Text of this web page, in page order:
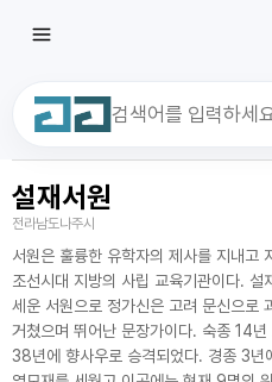
최근 검색어
설재서원
전라남도나주시
서원은 훌륭한 유학자의 제사를 지내고
조선시대 지방의 사립 교육기관이다. 설
세운 서원으로 정가신은 고려 문신으로
거쳤으며 뛰어난 문장가이다. 숙종 14
38년에 향사우로 승격되었다. 경종 3년